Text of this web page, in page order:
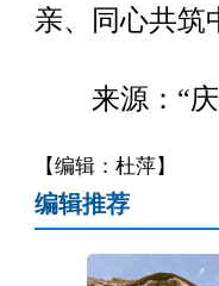
亲、同心共筑
来源：“庆
【编辑：杜萍】
编辑推荐